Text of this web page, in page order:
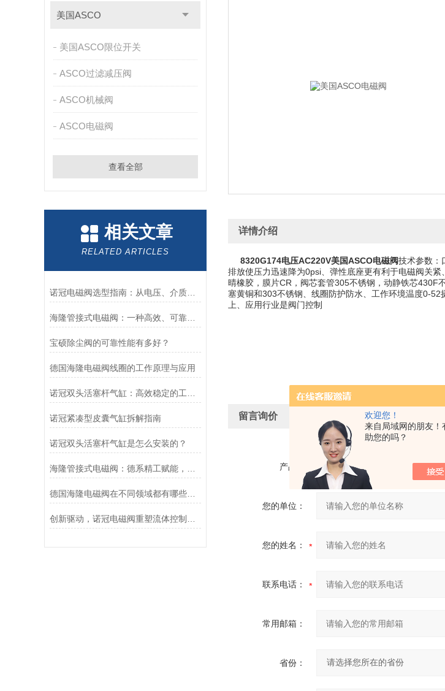
欢迎您！
来自局域网的朋友！
助您的吗？
美国ASCO
美国ASCO限位开关
ASCO过滤减压阀
ASCO机械阀
ASCO电磁阀
查看全部
相关文章
RELATED ARTICLES
诺冠电磁阀选型指南：从电压、介质到防爆等级的精准匹配
宝硕除尘阀的可靠性能有多好？
德国海隆电磁阀线圈的工作原理与应用
诺冠紧凑型皮囊气缸拆解指南
诺冠双头活塞杆气缸是怎么安装的？
德国海隆电磁阀在不同领域都有哪些应用？
详情介绍
8320G174电压AC220V美国ASCO电磁阀技术参数：
排放使压力迅速降为0psi、弹性底座更有利于电磁阀关
晴橡胶，膜片CR，阀芯套管305不锈钢，动静铁芯430F
塞黄铜和303不锈钢、线圈防护防水、工作环境温度0-
上、应用行业是阀门控制
留言询价
产品：
您的单位：
您的姓名：
联系电话：
常用邮箱：
省份：